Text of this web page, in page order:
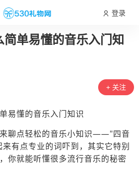
登录
单易懂的音乐入门知
+ 关注
易懂的音乐入门知识
聊点轻松的音乐小知识——"四音
有点专业的词吓到，其实它特别
你就能听懂很多流行音乐的秘密